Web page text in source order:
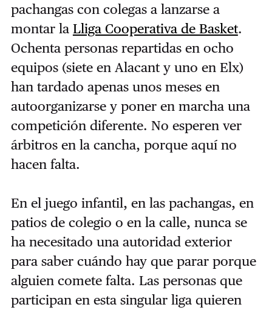
pachangas con colegas a lanzarse a
montar la Lliga Cooperativa de Basket.
Ochenta personas repartidas en ocho
equipos (siete en Alacant y uno en Elx)
han tardado apenas unos meses en
autoorganizarse y poner en marcha una
competición diferente. No esperen ver
árbitros en la cancha, porque aquí no
hacen falta.
En el juego infantil, en las pachangas, en
patios de colegio o en la calle, nunca se
ha necesitado una autoridad exterior
para saber cuándo hay que parar porque
alguien comete falta. Las personas que
participan en esta singular liga quieren